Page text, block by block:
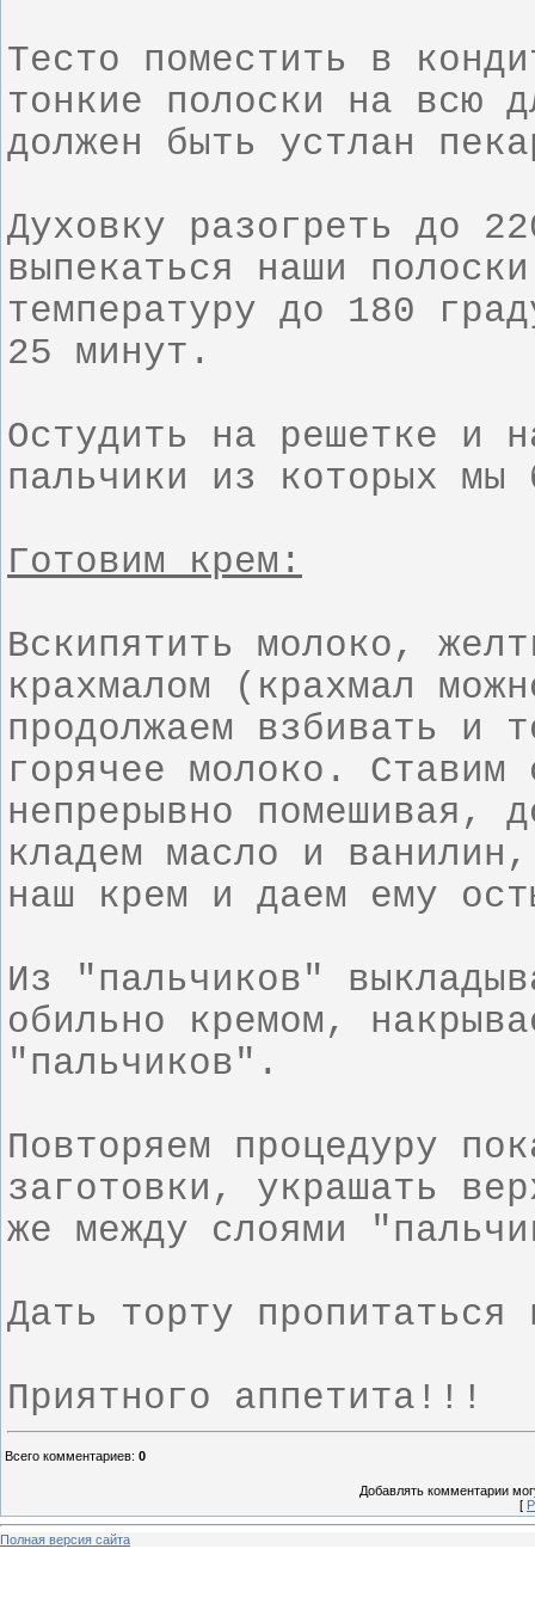
Тесто поместить в
тонкие полоски на всю
должен быть устлан
Духовку разогреть до
выпекаться наши
температуру до 180
25 минут.
Остудить на решетке и
пальчики из которых мы
Готовим крем:
Вскипятить молоко,
крахмалом (крахмал
продолжаем взбивать и
горячее молоко.
непрерывно помешивая,
кладем масло и
наш крем и даем ему
Из "пальчиков"
обильно кремом,
"пальчиков".
Повторяем процедуру
заготовки, украшать
же между слоями
Дать торту пропитаться
Приятного аппетита!!!
Всего комментариев: 0
Добавлять комментарии
[
Полная версия сайта